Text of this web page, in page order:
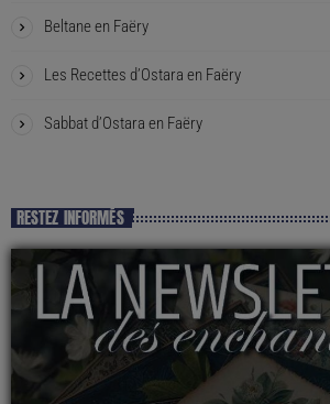
Beltane en Faëry
Les Recettes d’Ostara en Faëry
Sabbat d’Ostara en Faëry
RESTEZ INFORMÉS